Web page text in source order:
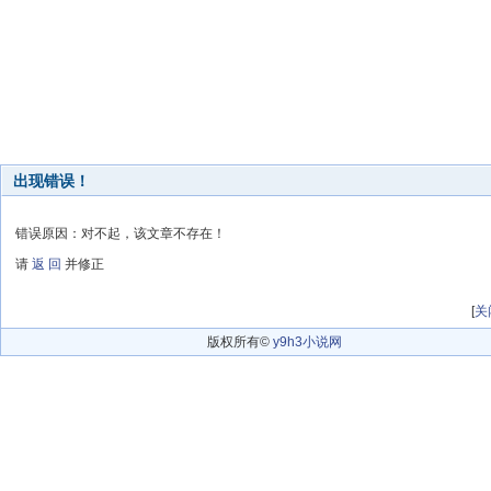
出现错误！
错误原因：对不起，该文章不存在！
请 返 回 并修正
[关
版权所有© y9h3小说网